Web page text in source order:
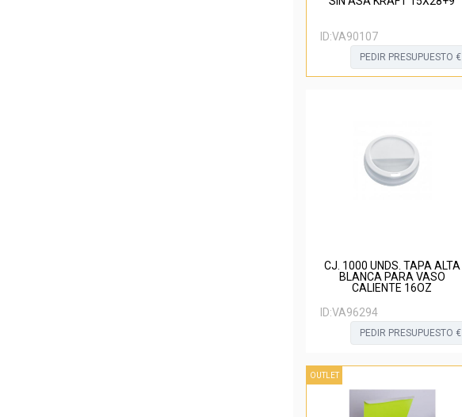
ID:VA90107
PEDIR PRESUPUESTO €
CJ. 1000 UNDS. TAPA ALTA
BLANCA PARA VASO
CALIENTE 16OZ
ID:VA96294
PEDIR PRESUPUESTO €
OUTLET